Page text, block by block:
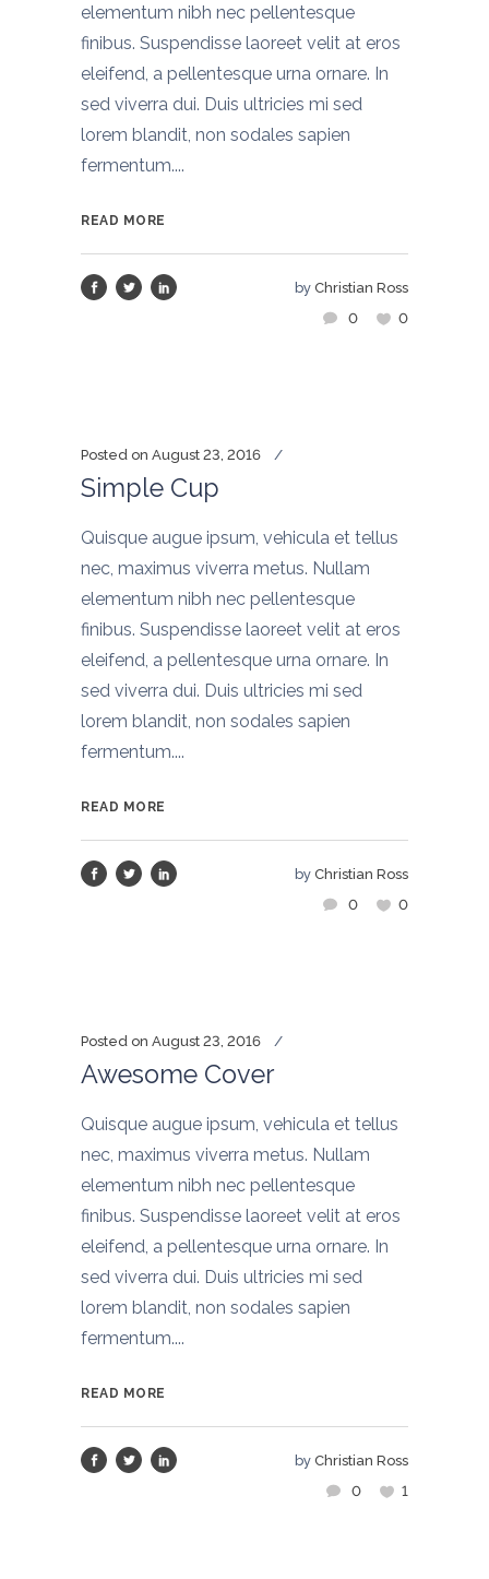
elementum nibh nec pellentesque
finibus. Suspendisse laoreet velit at eros
eleifend, a pellentesque urna ornare. In
sed viverra dui. Duis ultricies mi sed
lorem blandit, non sodales sapien
fermentum....
READ MORE
by Christian Ross
0
0
Posted on August 23, 2016
Simple Cup
Quisque augue ipsum, vehicula et tellus
nec, maximus viverra metus. Nullam
elementum nibh nec pellentesque
finibus. Suspendisse laoreet velit at eros
eleifend, a pellentesque urna ornare. In
sed viverra dui. Duis ultricies mi sed
lorem blandit, non sodales sapien
fermentum....
READ MORE
by Christian Ross
0
0
Posted on August 23, 2016
Awesome Cover
Quisque augue ipsum, vehicula et tellus
nec, maximus viverra metus. Nullam
elementum nibh nec pellentesque
finibus. Suspendisse laoreet velit at eros
eleifend, a pellentesque urna ornare. In
sed viverra dui. Duis ultricies mi sed
lorem blandit, non sodales sapien
fermentum....
READ MORE
by Christian Ross
0
1